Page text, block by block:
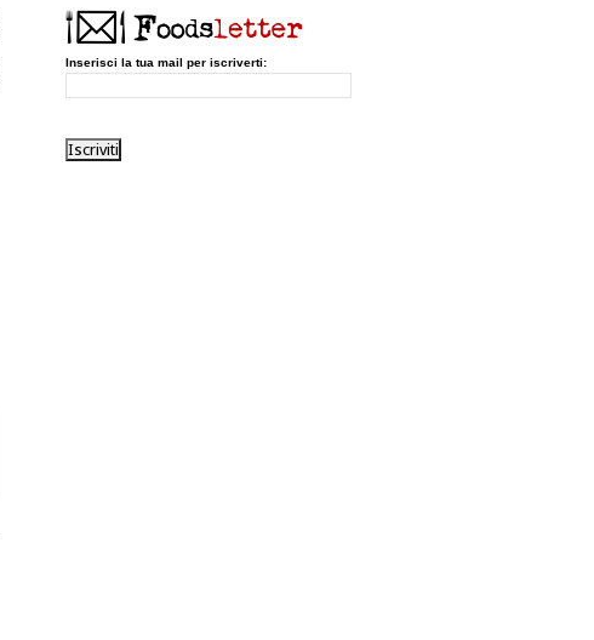
Inserisci la tua mail per iscriverti: